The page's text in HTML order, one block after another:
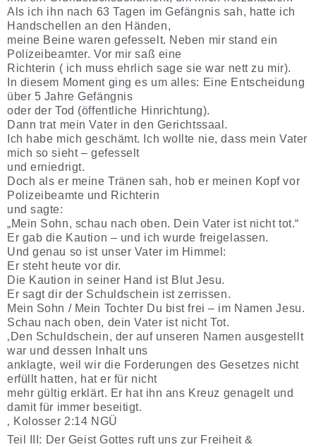
Als ich ihn nach 63 Tagen im Gefängnis sah, hatte ich
Handschellen an den Händen,
meine Beine waren gefesselt. Neben mir stand ein
Polizeibeamter. Vor mir saß eine
Richterin ( ich muss ehrlich sage sie war nett zu mir).
In diesem Moment ging es um alles: Eine Entscheidung
über 5 Jahre Gefängnis
oder der Tod (öffentliche Hinrichtung).
Dann trat mein Vater in den Gerichtssaal.
Ich habe mich geschämt. Ich wollte nie, dass mein Vater
mich so sieht – gefesselt
und erniedrigt.
Doch als er meine Tränen sah, hob er meinen Kopf vor
Polizeibeamte und Richterin
und sagte:
„Mein Sohn, schau nach oben. Dein Vater ist nicht tot.“
Er gab die Kaution – und ich wurde freigelassen.
Und genau so ist unser Vater im Himmel:
Er steht heute vor dir.
Die Kaution in seiner Hand ist Blut Jesu.
Er sagt dir der Schuldschein ist zerrissen.
Mein Sohn / Mein Tochter Du bist frei – im Namen Jesu.
Schau nach oben, dein Vater ist nicht Tot.
‚Den Schuldschein, der auf unseren Namen ausgestellt
war und dessen Inhalt uns
anklagte, weil wir die Forderungen des Gesetzes nicht
erfüllt hatten, hat er für nicht
mehr gültig erklärt. Er hat ihn ans Kreuz genagelt und
damit für immer beseitigt.
‚ Kolosser 2:14 NGÜ
Teil III: Der Geist Gottes ruft uns zur Freiheit &